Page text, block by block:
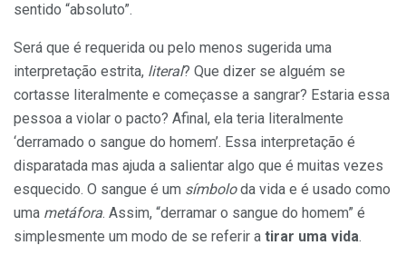
sentido “absoluto”.
Será que é requerida ou pelo menos sugerida uma
interpretação estrita, literal? Que dizer se alguém se
cortasse literalmente e começasse a sangrar? Estaria essa
pessoa a violar o pacto? Afinal, ela teria literalmente
‘derramado o sangue do homem’. Essa interpretação é
disparatada mas ajuda a salientar algo que é muitas vezes
esquecido. O sangue é um símboloda vida e é usado como
uma metáfora. Assim, “derramar o sangue do homem” é
simplesmente um modo de se referir a tirar uma vida.